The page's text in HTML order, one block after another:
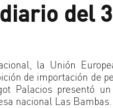
del
la Unión
de importación de
Palacios presentó
nacional Las Bambas.